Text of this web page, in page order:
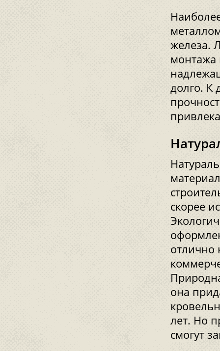
железа.
монтажа
долго. К
скорее
отлично
она
лет. Но
смогут